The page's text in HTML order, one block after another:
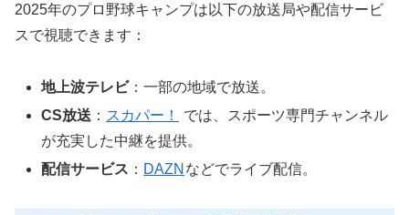
2025年のプロ野球キャンプは以下の放送局や配信サービ
スで視聴できます：
地上波テレビ：一部の地域で放送。
CS放送 ： スカパー！
では、スポーツ専門チャンネル
が充実した中継を提供。
配信サービス ： DAZN などでライブ配信。